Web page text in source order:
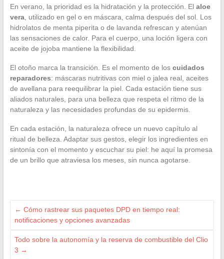
En verano, la prioridad es la hidratación y la protección. El aloe
vera, utilizado en gel o en máscara, calma después del sol. Los
hidrolatos de menta piperita o de lavanda refrescan y atenúan
las sensaciones de calor. Para el cuerpo, una loción ligera con
aceite de jojoba mantiene la flexibilidad.
El otoño marca la transición. Es el momento de los cuidados
reparadores: máscaras nutritivas con miel o jalea real, aceites
de avellana para reequilibrar la piel. Cada estación tiene sus
aliados naturales, para una belleza que respeta el ritmo de la
naturaleza y las necesidades profundas de su epidermis.
En cada estación, la naturaleza ofrece un nuevo capítulo al
ritual de belleza. Adaptar sus gestos, elegir los ingredientes en
sintonía con el momento y escuchar su piel: he aquí la promesa
de un brillo que atraviesa los meses, sin nunca agotarse.
← Cómo rastrear sus paquetes DPD en tiempo real:
notificaciones y opciones avanzadas
Todo sobre la autonomía y la reserva de combustible del Clio
3 →